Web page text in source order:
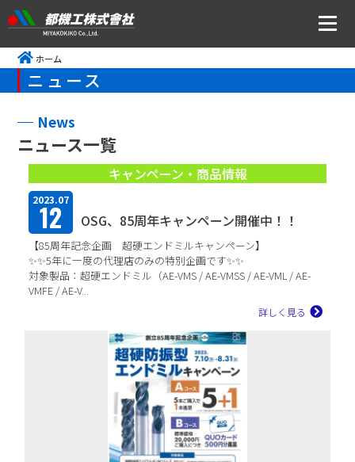
ニュース
トップメッセージ・社是・経営理念
会社概要
沿革
事業所アクセス
CSR・ISOの取り組みについて
取扱商品・メーカー
主力取扱商品一覧
ホーム
ニュース
News
ニュース一覧
キャンペーン・商品情報
2023.07
12 OSG、85周年キャンペーン開催中！！
【85周年記念企画 超硬エンドミルキャンペーン】
✨✨5年に一度の代理店のみの特別企画です✨✨
対象製品：超硬エンドミル（AE-VMS / AE-VMSS / AE-VML / AE-
VMFE / AE-V...
詳しく見る